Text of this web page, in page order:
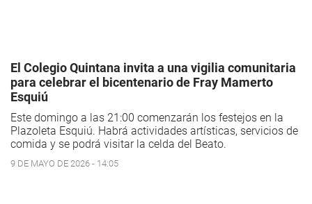
El Colegio Quintana invita a una vigilia comunitaria
para celebrar el bicentenario de Fray Mamerto
Esquiú
Este domingo a las 21:00 comenzarán los festejos en la
Plazoleta Esquiú. Habrá actividades artísticas, servicios de
comida y se podrá visitar la celda del Beato.
9 DE MAYO DE 2026 - 14:05